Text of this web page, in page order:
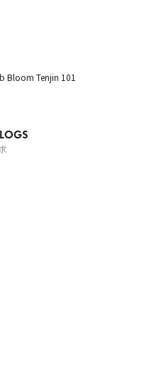
Bloom Tenjin 101